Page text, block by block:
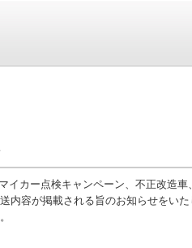
カー点検キャンペーン、不正改造車、
内容が掲載される旨のお知らせをいた